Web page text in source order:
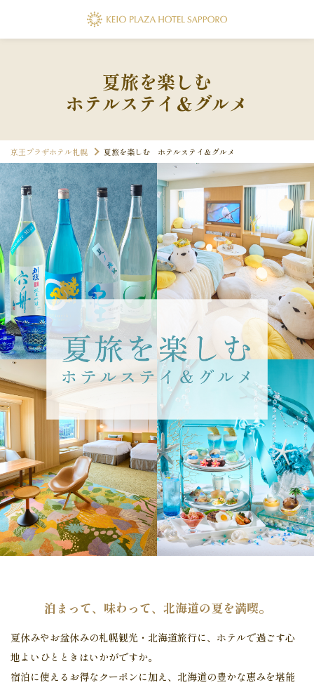
夏旅を楽しむ
ホテルステイ＆グルメ
京王プラザホテル札幌 夏旅を楽しむ ホテルステイ＆グルメ
泊まって、味わって、北海道の夏を満喫。
夏休みやお盆休みの札幌観光・北海道旅行に、ホテルで過ごす心
地よいひとときはいかがですか。
宿泊に使えるお得なクーポンに加え、北海道の豊かな恵みを堪能